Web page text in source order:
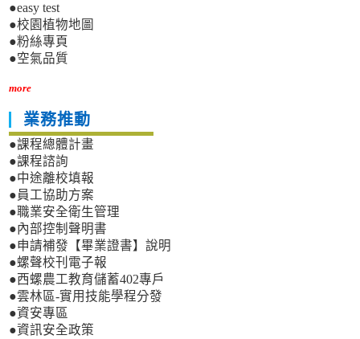
●easy test
●校園植物地圖
●粉絲專頁
●空氣品質
more
業務推動
●課程總體計畫
●課程諮詢
●中途離校填報
●員工協助方案
●職業安全衛生管理
●內部控制聲明書
●申請補發【畢業證書】說明
●螺聲校刊電子報
●西螺農工教育儲蓄402專戶
●雲林區-實用技能學程分發
●資安專區
●資訊安全政策